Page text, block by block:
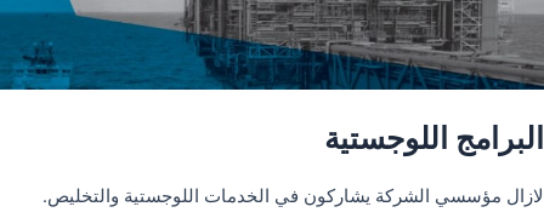
البرامج اللوجستية
لازال مؤسسي الشركة يشاركون في الخدمات اللوجستية والتخليص.